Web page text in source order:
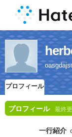
プロフィール
プロフィール 最終
一行紹介